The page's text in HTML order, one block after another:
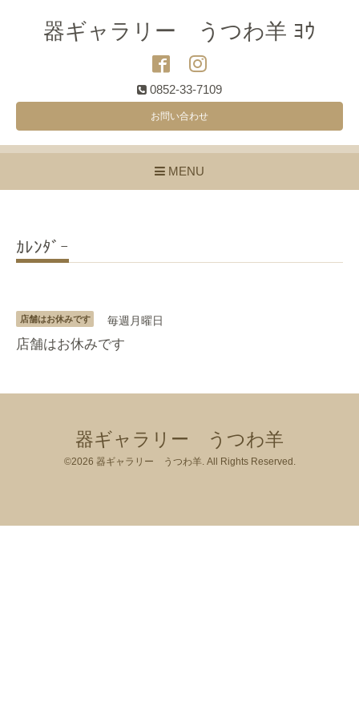
器ギャラリー うつわ羊 ﾖｳ
0852-33-7109
お問い合わせ
MENU
ｶﾚﾝﾀﾞｰ
店舗はお休みです 毎週月曜日
店舗はお休みです
器ギャラリー うつわ羊
©2026 器ギャラリー うつわ羊. All Rights Reserved.